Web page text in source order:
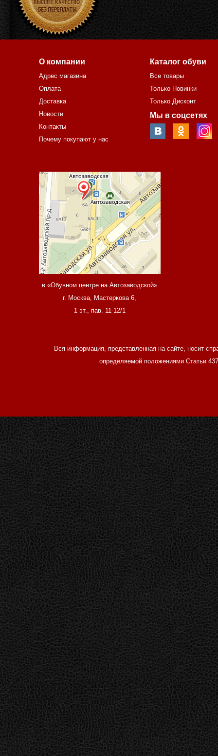
О компании
Адрес магазина
Оплата
Доставка
Новости
Контакты
Почему покупают у нас
Каталог обуви
Все товары
Только Новинки
Только Дисконт
Мы в соцсетях
в «Обувном центре на Автозаводской»
г. Москва, Мастеркова 6,
1 эт., пав. 11-12/1
Вся информация, представленная на сайте, носит
определяемой положениями Статьи